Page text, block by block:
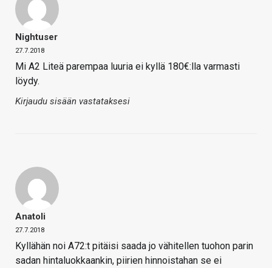
Nightuser
27.7.2018
Mi A2 Liteä parempaa luuria ei kyllä 180€:lla varmasti
löydy.
Kirjaudu sisään vastataksesi
Anatoli
27.7.2018
Kyllähän noi A72:t pitäisi saada jo vähitellen tuohon parin
sadan hintaluokkaankin, piirien hinnoistahan se ei